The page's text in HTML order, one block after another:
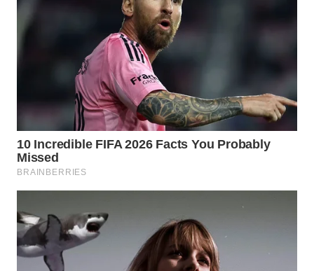
MADURA
WN
NATUNA
WN
WN
MANDALIKA